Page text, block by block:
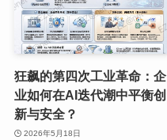
狂飙的第四次工业革命：企
业如何在AI迭代潮中平衡创
新与安全？
2026年5月18日